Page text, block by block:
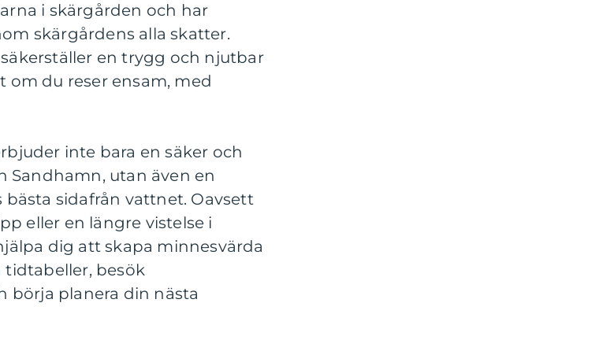
i skärgården och har
skärgårdens alla skatter.
en trygg och njutbar
om du reser ensam, med
inte bara en säker och
Sandhamn, utan även en
sidafrån vattnet. Oavsett
eller en längre vistelse i
dig att skapa minnesvärda
besök
börja planera din nästa